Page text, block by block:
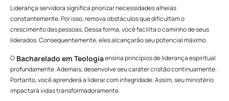
Liderança servidora significa priorizar necessidades alheias
constantemente. Por isso, remova obstáculos que dificultam o
crescimento das pessoas. Dessa forma, você facilita o caminho de seus
liderados. Consequentemente, eles alcançarão seu potencial máximo.
O Bacharelado em Teologiaensina princípios de liderança espiritual
profundamente. Ademais, desenvolve seu caráter cristão continuamente.
Portanto, você aprenderá a liderar com integridade. Assim, seu ministério
impactará vidas transformadoramente.